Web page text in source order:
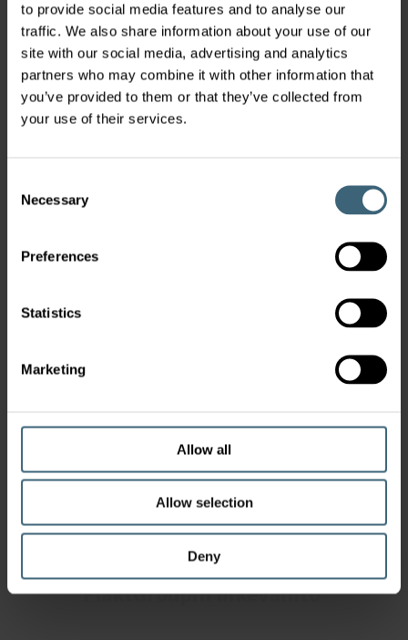
to provide social media features and to analyse our
traffic. We also share information about your use of our
site with our social media, advertising and analytics
partners who may combine it with other information that
you’ve provided to them or that they’ve collected from
your use of their services.
Selection
Necessary
Preferences
Statistics
Marketing
Allow all
Allow selection
Deny
Ketä palvelemme
Olemme sitoutuneet palvelemaan asiakkaitamme ja
sidosryhmiämme heidän projekteissaan:
Suunnittelijat & Arkkitehdit
Asentajat & Urakoitsijat
saneerauskohteen tuotteiden ja ratkaisujen
hankkimisessa, asennuksessa ja käyttöönotossa.
Takaamme, että ratkaisumme täyttävät
vaatimukset nykyaikaisista ilmanvaihtoratkaisuista
loppuasiakkaalle.
FläktGroupin liikevaihto